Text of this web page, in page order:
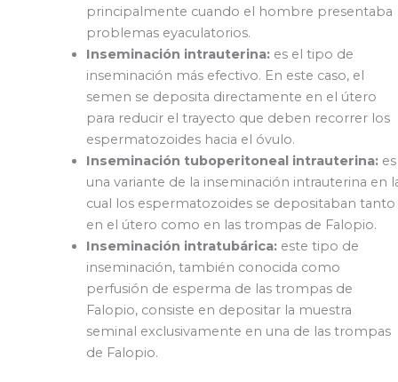
principalmente cuando el hombre presentaba
problemas eyaculatorios.
Inseminación intrauterina:es el tipo de
inseminación más efectivo. En este caso, el
semen se deposita directamente en el útero
para reducir el trayecto que deben recorrer los
espermatozoides hacia el óvulo.
Inseminación tuboperitoneal intrauterina:es
una variante de la inseminación intrauterina en
cual los espermatozoides se depositaban tanto
en el útero como en las trompas de Falopio.
Inseminación intratubárica:este tipo de
inseminación, también conocida como
perfusión de esperma de las trompas de
Falopio, consiste en depositar la muestra
seminal exclusivamente en una de las trompas
de Falopio.